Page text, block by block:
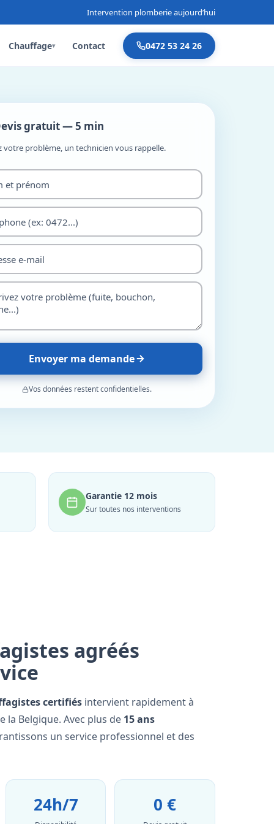
Intervention plomberie aujourd’hui
Chauffage▾ Contact 0472 53 24 26
gratuit — 5 min
votre problème, un technicien vous rappelle.
Envoyer ma demande
Vos données restent confidentielles.
Garantie 12 mois
Sur toutes nos interventions
agréés
certifiés intervient rapidement à
la Belgique. Avec plus de 15 ans
un service professionnel et des
24h/7 0 €